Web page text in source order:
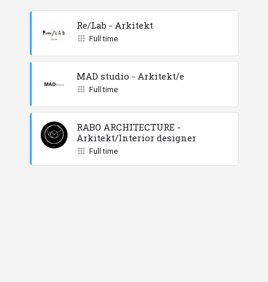
Re/Lab - Arkitekt
Full time
MAD studio - Arkitekt/e
Full time
RABO ARCHITECTURE -
Arkitekt/Interior designer
Full time